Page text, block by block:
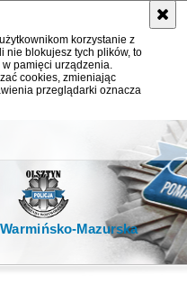
korzystanie z
nie blokujesz tych plików, to
pamięci urządzenia.
cookies, zmieniając
przeglądarki oznacza
Mazurska